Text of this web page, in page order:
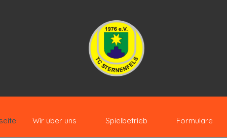
Wir über uns Spielbetrieb Formulare